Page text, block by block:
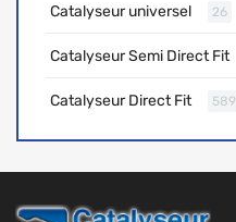
Catalyseur universel 26
Catalyseur Semi Direct Fit
Catalyseur Direct Fit 589